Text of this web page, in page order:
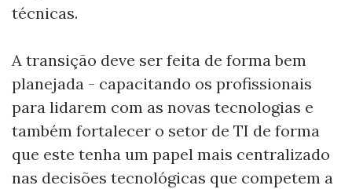
técnicas.
A transição deve ser feita de forma bem
planejada - capacitando os profissionais
para lidarem com as novas tecnologias e
também fortalecer o setor de TI de forma
que este tenha um papel mais centralizado
nas decisões tecnológicas que competem a